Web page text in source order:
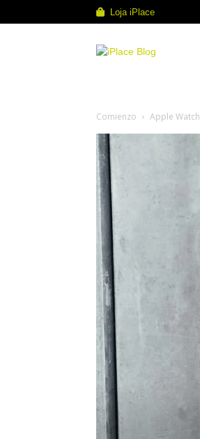
Loja iPlace
Comienzo Apple Watch